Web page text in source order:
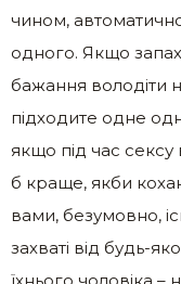
чином,
одного. Якщо
бажання володіти
підходите одне
якщо під час
б краще, якби
вами, безумовно,
захваті від будь-